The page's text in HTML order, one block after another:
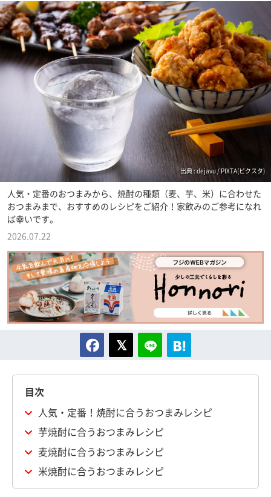
出典 : dejavu / PIXTA(ピクスタ)
人気・定番のおつまみから、焼酎の種類（麦、芋、米）に合わせた
おつまみまで、おすすめのレシピをご紹介！家飲みのご参考になれ
ば幸いです。
2026.07.22
目次
人気・定番！焼酎に合うおつまみレシピ
芋焼酎に合うおつまみレシピ
麦焼酎に合うおつまみレシピ
米焼酎に合うおつまみレシピ